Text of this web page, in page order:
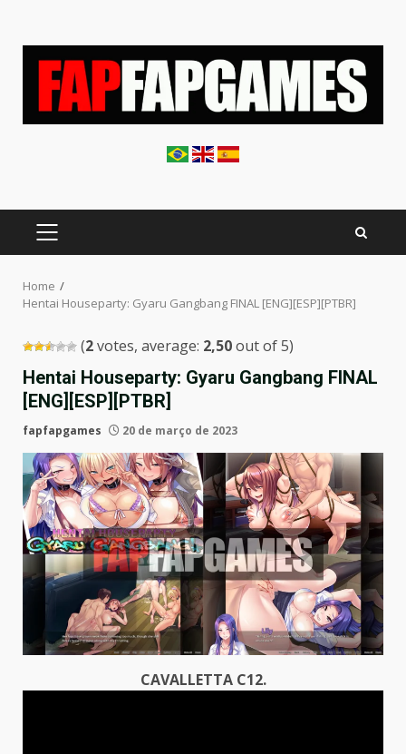
PRIMARY
MENU
Home
Hentai Houseparty: Gyaru Gangbang FINAL [ENG][ESP][PTBR]
(2votes, average: 2,50out of 5)
Hentai Houseparty: Gyaru Gangbang FINAL
[ENG][ESP][PTBR]
fapfapgames 20 de março de 2023
CAVALLETTA C12.